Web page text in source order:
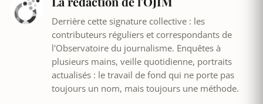
Derrière cette signature collective : les
contributeurs réguliers et correspondants de
l'Observatoire du journalisme. Enquêtes à
plusieurs mains, veille quotidienne, portraits
actualisés : le travail de fond qui ne porte pas
toujours un nom, mais toujours une méthode.